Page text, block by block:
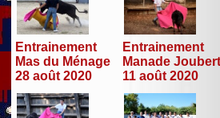
Entrainement
Mas du Ménage
28 août 2020
Entrainement
Manade Joubert
11 août 2020